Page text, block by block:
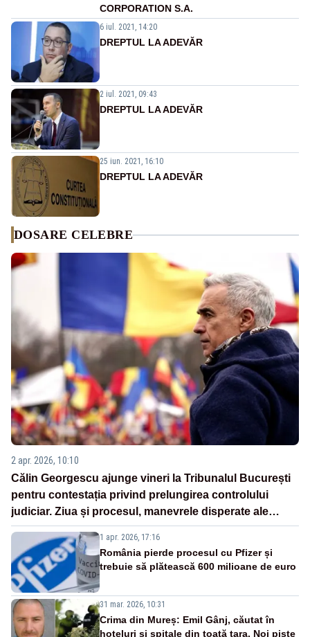
CORPORATION S.A.
6 iul. 2021, 14:20
DREPTUL LA ADEVĂR
2 iul. 2021, 09:43
DREPTUL LA ADEVĂR
25 iun. 2021, 16:10
DREPTUL LA ADEVĂR
DOSARE CELEBRE
2 apr. 2026, 10:10
Călin Georgescu ajunge vineri la Tribunalul București
pentru contestația privind prelungirea controlului
judiciar. Ziua și procesul, manevrele disperate ale
Sistemului
1 apr. 2026, 17:16
România pierde procesul cu Pfizer și
trebuie să plătească 600 milioane de euro
31 mar. 2026, 10:31
Crima din Mureș: Emil Gânj, căutat în
hoteluri și spitale din toată țara. Noi piste